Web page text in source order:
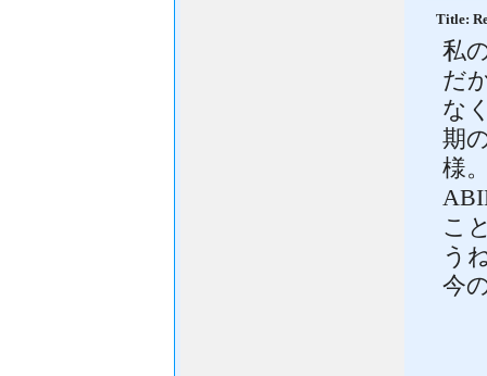
Title:
私
だ
な
期
様
こ
う
今